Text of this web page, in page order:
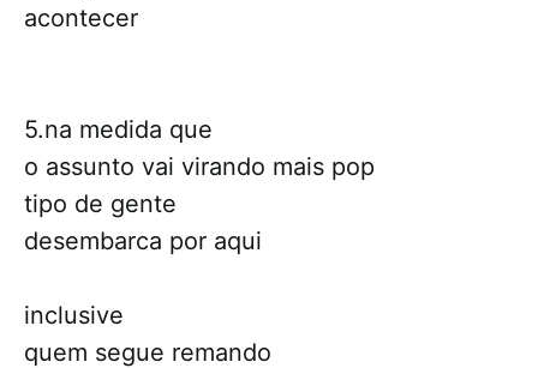
acontecer
5.na medida que
o assunto vai virando mais pop
tipo de gente
desembarca por aqui
inclusive
quem segue remando